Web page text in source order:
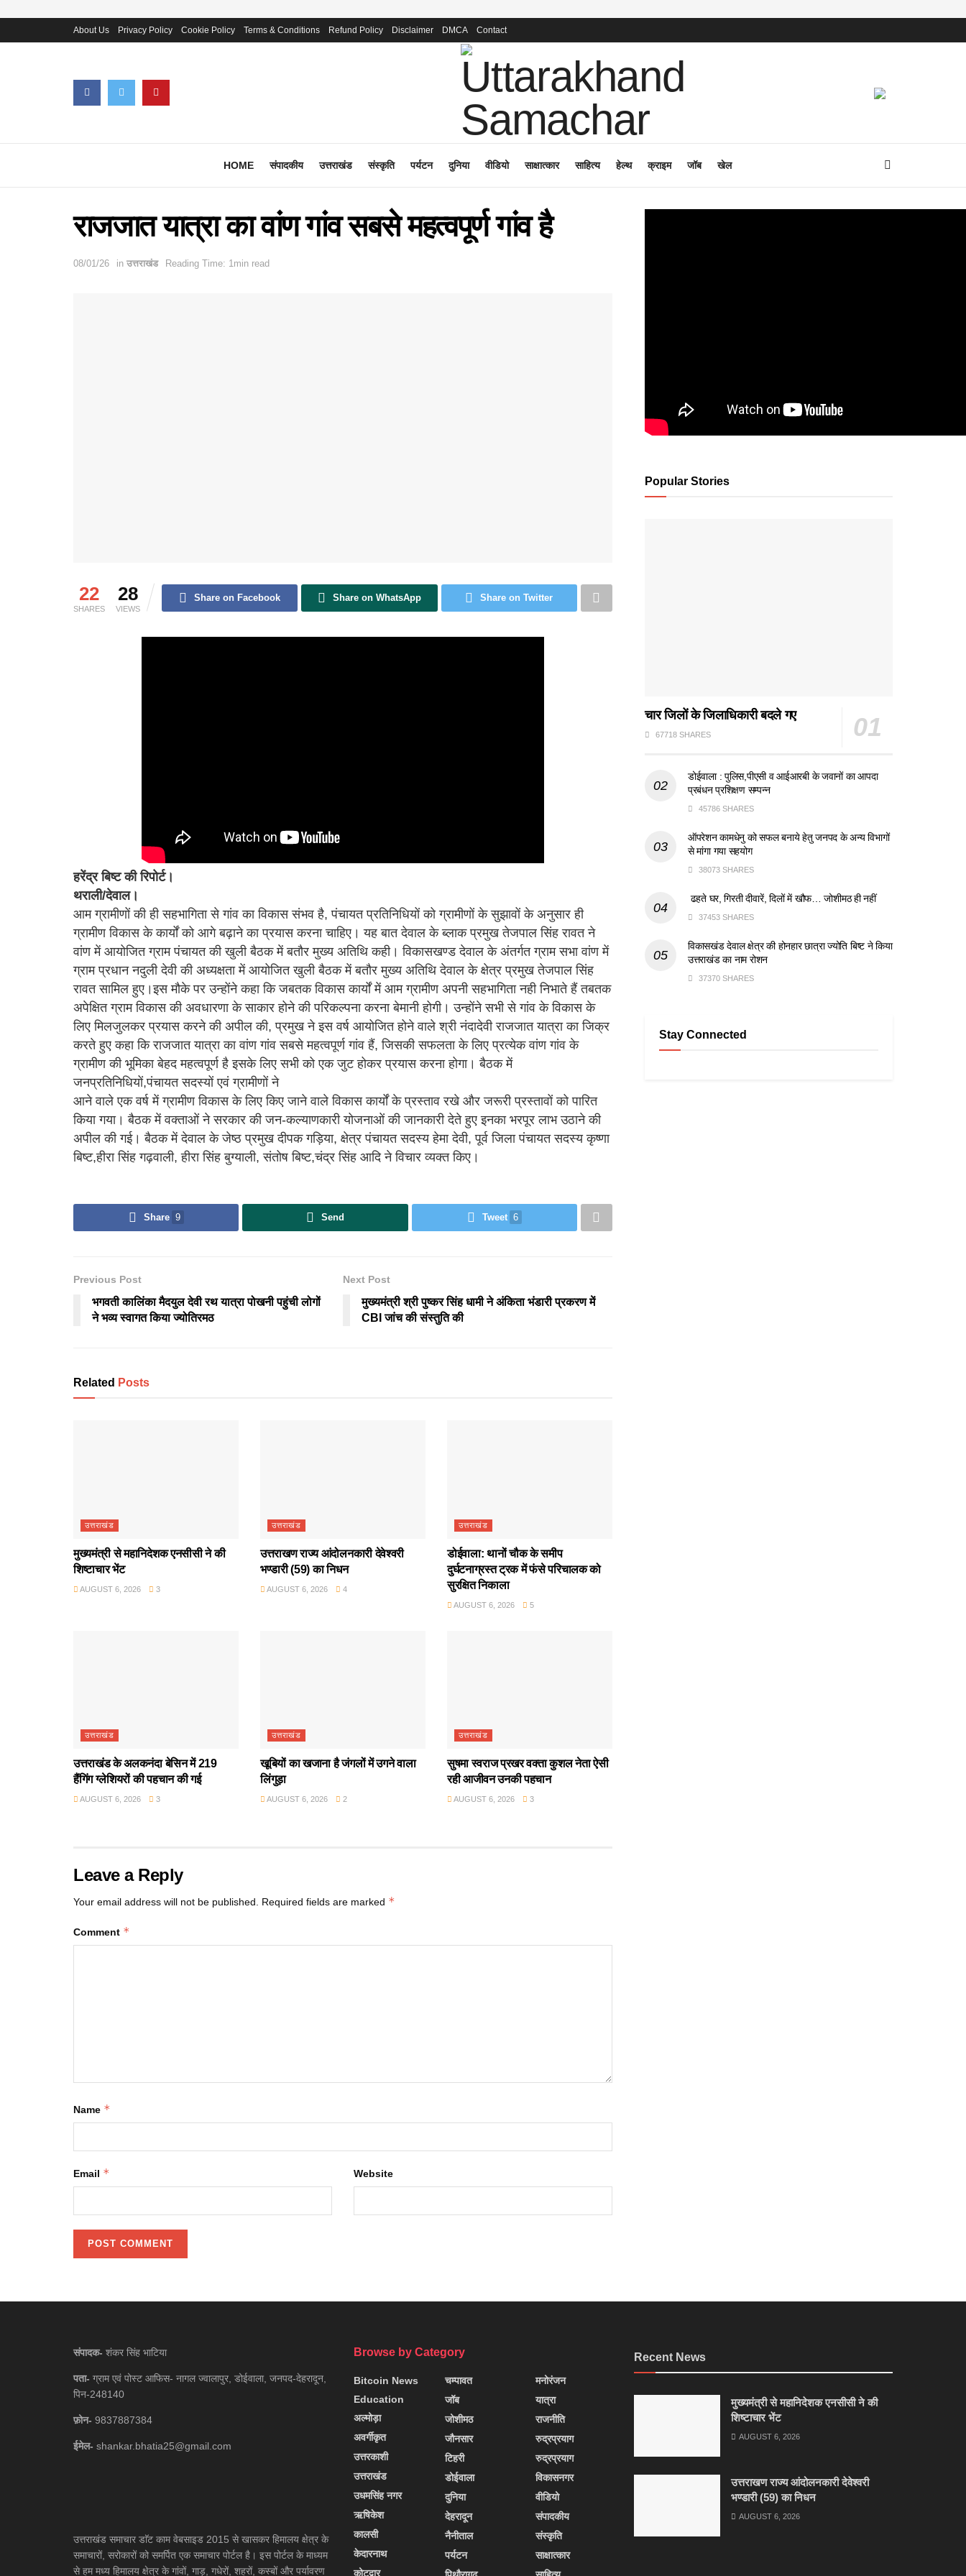
About Us Privacy Policy Cookie Policy Terms & Conditions Refund Policy Disclaimer DMCA Contact
HOME संपादकीय उत्तराखंड संस्कृति पर्यटन दुनिया वीडियो साक्षात्कार साहित्य हेल्थ क्राइम जॉब खेल
राजजात यात्रा का वांण गांव सबसे महत्वपूर्ण गांव है
08/01/26 in उत्तराखंड Reading Time: 1min read
22
SHARES
28
VIEWS
Share on Facebook Share on WhatsApp Share on Twitter
हरेंद्र बिष्ट की रिपोर्ट।
थराली/देवाल।
आम ग्रामीणों की ही सहभागिता से गांव का विकास संभव है, पंचायत प्रतिनिधियों को ग्रामीणों के सुझावों के अनुसार ही
ग्रामीण विकास के कार्यों को आगे बढ़ाने का प्रयास करना चाहिए। यह बात देवाल के ब्लाक प्रमुख तेजपाल सिंह रावत ने
वांण में आयोजित ग्राम पंचायत की खुली बैठक में बतौर मुख्य अतिथि कही। विकासखण्ड देवाल के अंतर्गत ग्राम सभा वांण में
ग्राम प्रधान नदुली देवी की अध्यक्षता में आयोजित खुली बैठक में बतौर मुख्य अतिथि देवाल के क्षेत्र प्रमुख तेजपाल सिंह
रावत सामिल हुए।इस मौके पर उन्होंने कहा कि जबतक विकास कार्यों में आम ग्रामीण अपनी सहभागिता नही निभाते हैं तबतक
अपेक्षित ग्राम विकास की अवधारणा के साकार होने की परिकल्पना करना बेमानी होगी। उन्होंने सभी से गांव के विकास के
लिए मिलजुलकर प्रयास करने की अपील की, प्रमुख ने इस वर्ष आयोजित होने वाले श्री नंदादेवी राजजात यात्रा का जिक्र
करते हुए कहा कि राजजात यात्रा का वांण गांव सबसे महत्वपूर्ण गांव हैं, जिसकी सफलता के लिए प्रत्येक वांण गांव के
ग्रामीण की भूमिका बेहद महत्वपूर्ण है इसके लिए सभी को एक जुट होकर प्रयास करना होगा। बैठक में
जनप्रतिनिधियों,पंचायत सदस्यों एवं ग्रामीणों ने
आने वाले एक वर्ष में ग्रामीण विकास के लिए किए जाने वाले विकास कार्यों के प्रस्ताव रखे और जरूरी प्रस्तावों को पारित
किया गया। बैठक में वक्ताओं ने सरकार की जन-कल्याणकारी योजनाओं की जानकारी देते हुए इनका भरपूर लाभ उठाने की
अपील की गई। बैठक में देवाल के जेष्ठ प्रमुख दीपक गड़िया, क्षेत्र पंचायत सदस्य हेमा देवी, पूर्व जिला पंचायत सदस्य कृष्णा
बिष्ट,हीरा सिंह गढ़वाली, हीरा सिंह बुग्याली, संतोष बिष्ट,चंद्र सिंह आदि ने विचार व्यक्त किए।
Share 9 Send Tweet 6
Previous Post
भगवती कालिंका मैदयुल देवी रथ यात्रा पोखनी पहुंची लोगों
ने भव्य स्वागत किया ज्योतिरमठ
Next Post
मुख्यमंत्री श्री पुष्कर सिंह धामी ने अंकिता भंडारी प्रकरण में
CBI जांच की संस्तुति की
Related Posts
उत्तराखंड
मुख्यमंत्री से महानिदेशक एनसीसी ने की
शिष्टाचार भेंट
AUGUST 6, 2026 3
उत्तराखंड
उत्तराखण राज्य आंदोलनकारी देवेश्वरी
भण्डारी (59) का निधन
AUGUST 6, 2026 4
उत्तराखंड
डोईवाला: थानों चौक के समीप
दुर्घटनाग्रस्त ट्रक में फंसे परिचालक को
सुरक्षित निकाला
AUGUST 6, 2026 5
उत्तराखंड
उत्तराखंड के अलकनंदा बेसिन में 219
हैंगिंग ग्लेशियरों की पहचान की गई
AUGUST 6, 2026 3
उत्तराखंड
खूबियों का खजाना है जंगलों में उगने वाला
लिंगुड़ा
AUGUST 6, 2026 2
उत्तराखंड
सुषमा स्वराज प्रखर वक्ता कुशल नेता ऐसी
रही आजीवन उनकी पहचान
AUGUST 6, 2026 3
Leave a Reply
Your email address will not be published. Required fields are marked *
Comment *
Name *
Email * Website
Popular Stories
चार जिलों के जिलाधिकारी बदले गए
67718 SHARES
डोईवाला : पुलिस,पीएसी व आईआरबी के जवानों का आपदा
प्रबंधन प्रशिक्षण सम्पन्न
45786 SHARES
ऑपरेशन कामधेनु को सफल बनाये हेतु जनपद के अन्य विभागों
से मांगा गया सहयोग
38073 SHARES
ढहते घर, गिरती दीवारें, दिलों में खौफ… जोशीमठ ही नहीं
37453 SHARES
विकासखंड देवाल क्षेत्र की होनहार छात्रा ज्योति बिष्ट ने किया
उत्तराखंड का नाम रोशन
37370 SHARES
Stay Connected
संपादक- शंकर सिंह भाटिया
पता- ग्राम एवं पोस्ट आफिस- नागल ज्वालापुर, डोईवाला, जनपद-देहरादून,
पिन-248140
फ़ोन- 9837887384
ईमेल- shankar.bhatia25@gmail.com
उत्तराखंड समाचार डाॅट काम वेबसाइड 2015 से खासकर हिमालय क्षेत्र के
समाचारों, सरोकारों को समर्पित एक समाचार पोर्टल है। इस पोर्टल के माध्यम
से हम मध्य हिमालय क्षेत्र के गांवों, गाड़, गधेरों, शहरों, कस्बों और पर्यावरण
Browse by Category
Bitcoin News
Education
अल्मोड़ा
अवर्गीकृत
उत्तरकाशी
उत्तराखंड
उधमसिंह नगर
ऋषिकेश
कालसी
केदारनाथ
कोटद्वार
चम्पावत
जॉब
जोशीमठ
जौनसार
टिहरी
डोईवाला
दुनिया
देहरादून
नैनीताल
पर्यटन
मनोरंजन
यात्रा
राजनीति
रुद्रप्रयाग
रुद्रप्रयाग
विकासनगर
वीडियो
संपादकीय
संस्कृति
साक्षात्कार
Recent News
मुख्यमंत्री से महानिदेशक एनसीसी ने की
शिष्टाचार भेंट
AUGUST 6, 2026
उत्तराखण राज्य आंदोलनकारी देवेश्वरी
भण्डारी (59) का निधन
AUGUST 6, 2026